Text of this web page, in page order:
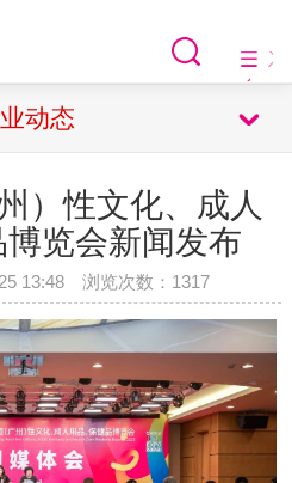
动态
）性文化、成人
览会新闻发布
13:48 浏览次数： 1317